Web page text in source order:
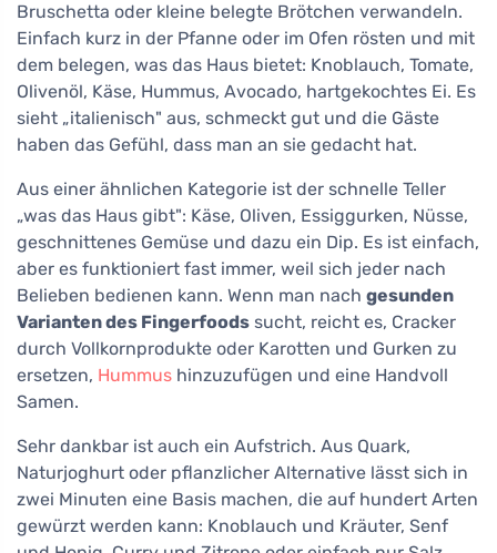
Bruschetta oder kleine belegte Brötchen verwandeln.
Einfach kurz in der Pfanne oder im Ofen rösten und mit
dem belegen, was das Haus bietet: Knoblauch, Tomate,
Olivenöl, Käse, Hummus, Avocado, hartgekochtes Ei. Es
sieht „italienisch" aus, schmeckt gut und die Gäste
haben das Gefühl, dass man an sie gedacht hat.
Aus einer ähnlichen Kategorie ist der schnelle Teller
„was das Haus gibt": Käse, Oliven, Essiggurken, Nüsse,
geschnittenes Gemüse und dazu ein Dip. Es ist einfach,
aber es funktioniert fast immer, weil sich jeder nach
Belieben bedienen kann. Wenn man nach gesunden
Varianten des Fingerfoods sucht, reicht es, Cracker
durch Vollkornprodukte oder Karotten und Gurken zu
ersetzen, Hummus hinzuzufügen und eine Handvoll
Samen.
Sehr dankbar ist auch ein Aufstrich. Aus Quark,
Naturjoghurt oder pflanzlicher Alternative lässt sich in
zwei Minuten eine Basis machen, die auf hundert Arten
gewürzt werden kann: Knoblauch und Kräuter, Senf